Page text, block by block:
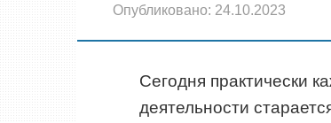
Опубликовано: 24.10.2023
Сегодня практически
деятельности